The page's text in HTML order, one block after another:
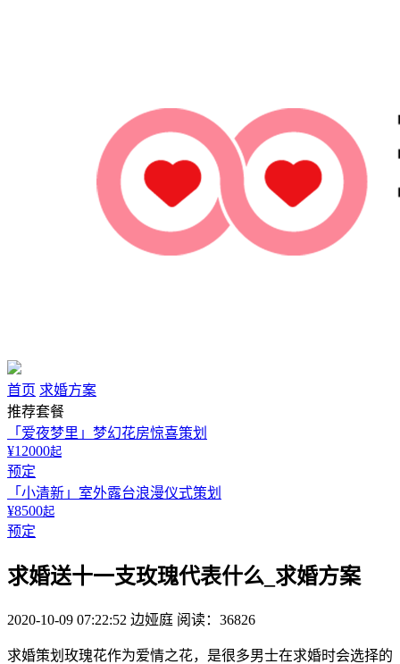
首页 求婚方案
推荐套餐
「爱夜梦里」梦幻花房惊喜策划
¥12000起
预定
「小清新」室外露台浪漫仪式策划
¥8500起
预定
求婚送十一支玫瑰代表什么_求婚方案
2020-10-09 07:22:52 边娅庭 阅读：36826
求婚策划玫瑰花作为爱情之花，是很多男士在求婚时会选择的